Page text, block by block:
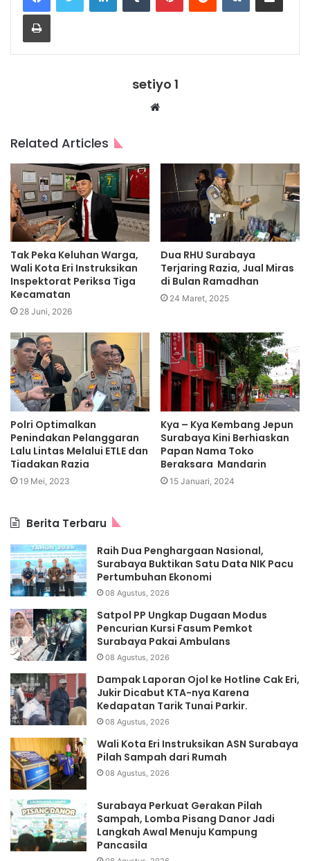
Print
setiyo 1
Website
Related Articles
Tak Peka Keluhan Warga,
Wali Kota Eri Instruksikan
Inspektorat Periksa Tiga
Kecamatan
28 Juni, 2026
Dua RHU Surabaya
Terjaring Razia, Jual Miras
di Bulan Ramadhan
24 Maret, 2025
Polri Optimalkan
Penindakan Pelanggaran
Lalu Lintas Melalui ETLE dan
Tiadakan Razia
19 Mei, 2023
Kya – Kya Kembang Jepun
Surabaya Kini Berhiaskan
Papan Nama Toko
Beraksara Mandarin
15 Januari, 2024
Berita Terbaru
Raih Dua Penghargaan Nasional,
Surabaya Buktikan Satu Data NIK Pacu
Pertumbuhan Ekonomi
08 Agustus, 2026
Satpol PP Ungkap Dugaan Modus
Pencurian Kursi Fasum Pemkot
Surabaya Pakai Ambulans
08 Agustus, 2026
Dampak Laporan Ojol ke Hotline Cak Eri,
Jukir Dicabut KTA-nya Karena
Kedapatan Tarik Tunai Parkir.
08 Agustus, 2026
Wali Kota Eri Instruksikan ASN Surabaya
Pilah Sampah dari Rumah
08 Agustus, 2026
Surabaya Perkuat Gerakan Pilah
Sampah, Lomba Pisang Danor Jadi
Langkah Awal Menuju Kampung
Pancasila